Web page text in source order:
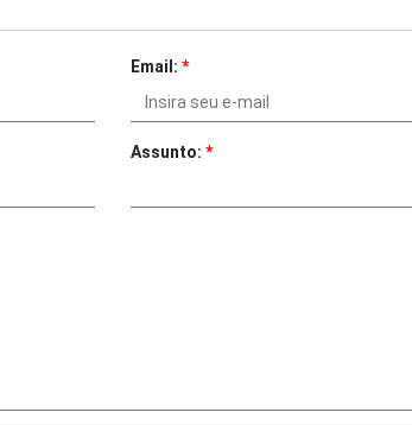
Email: *
Assunto: *